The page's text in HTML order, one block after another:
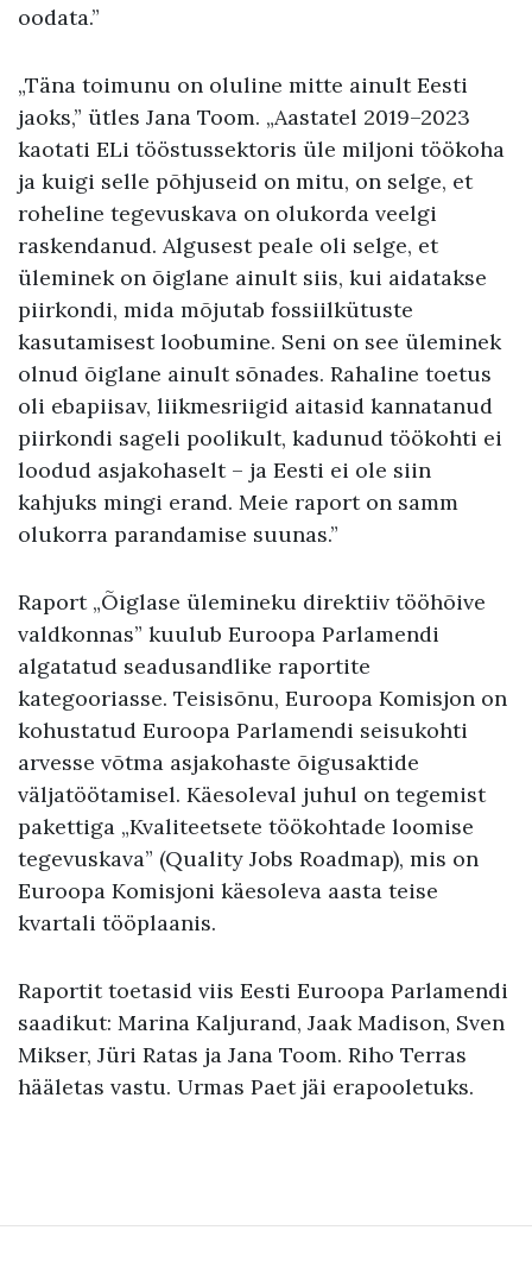
oodata.”
„Täna toimunu on oluline mitte ainult Eesti
jaoks,” ütles Jana Toom. „Aastatel 2019–2023
kaotati ELi tööstussektoris üle miljoni töökoha
ja kuigi selle põhjuseid on mitu, on selge, et
roheline tegevuskava on olukorda veelgi
raskendanud. Algusest peale oli selge, et
üleminek on õiglane ainult siis, kui aidatakse
piirkondi, mida mõjutab fossiilkütuste
kasutamisest loobumine. Seni on see üleminek
olnud õiglane ainult sõnades. Rahaline toetus
oli ebapiisav, liikmesriigid aitasid kannatanud
piirkondi sageli poolikult, kadunud töökohti ei
loodud asjakohaselt – ja Eesti ei ole siin
kahjuks mingi erand. Meie raport on samm
olukorra parandamise suunas.”
Raport „Õiglase ülemineku direktiiv tööhõive
valdkonnas” kuulub Euroopa Parlamendi
algatatud seadusandlike raportite
kategooriasse. Teisisõnu, Euroopa Komisjon on
kohustatud Euroopa Parlamendi seisukohti
arvesse võtma asjakohaste õigusaktide
väljatöötamisel. Käesoleval juhul on tegemist
pakettiga „Kvaliteetsete töökohtade loomise
tegevuskava” (Quality Jobs Roadmap), mis on
Euroopa Komisjoni käesoleva aasta teise
kvartali tööplaanis.
Raportit toetasid viis Eesti Euroopa Parlamendi
saadikut: Marina Kaljurand, Jaak Madison, Sven
Mikser, Jüri Ratas ja Jana Toom. Riho Terras
hääletas vastu. Urmas Paet jäi erapooletuks.